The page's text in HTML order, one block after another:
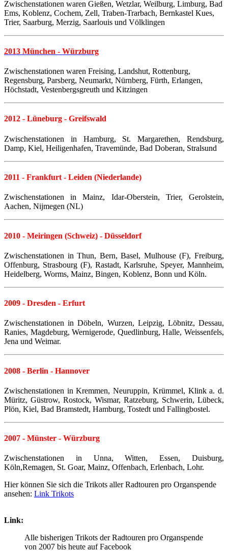
Zwischenstationen waren Gießen, Wetzlar, Weilburg, Limburg, Bad
Ems, Koblenz, Cochem, Zell, Traben-Trarbach, Bernkastel Kues,
Trier, Saarburg, Merzig, Saarlouis und Völklingen
2013 München - Würzburg
Zwischenstationen waren Freising, Landshut, Rottenburg,
Regensburg, Parsberg, Neumarkt, Nürnberg, Fürth, Erlangen,
Höchstadt, Vestenbergsgreuth und Kitzingen
2012 - Lüneburg - Greifswald
Zwischenstationen in Hamburg, St. Margarethen, Rendsburg,
Damp, Kiel, Heiligenhafen, Travemünde, Bad Doberan, Stralsund
2011 - Frankfurt - Leiden (Niederlande)
Zwischenstationen in Mainz, Idar-Oberstein, Trier, Gerolstein,
Aachen, Nijmegen (NL)
2010 - Meiringen (Schweiz) - Düsseldorf
Zwischenstationen in Thun, Bern, Basel, Mulhouse (F), Freiburg,
Offenburg, Strasbourg (F), Rastadt, Karlsruhe, Speyer, Mannheim,
Heidelberg, Worms, Mainz, Bingen, Koblenz, Bonn und Köln.
2009 - Dresden - Erfurt
Zwischenstationen in Döbeln, Wurzen, Leipzig, Löbnitz, Dessau,
Ranies, Magdeburg, Wernigerode, Quedlinburg, Halle, Weissenfels,
Jena und Weimar.
2008 - Berlin - Hannover
Zwischenstationen in Kremmen, Neuruppin, Krümmel, Klink a. d.
Müritz, Güstrow, Rostock, Wismar, Ratzeburg, Schwerin, Lübeck,
Plön, Kiel, Bad Bramstedt, Hamburg, Tostedt und Fallingbostel.
2007 - Münster - Würzburg
Zwischenstationen in Unna, Witten, Essen, Duisburg,
Köln,Remagen, St. Goar, Mainz, Offenbach, Erlenbach, Lohr.
Hier können Sie sich die Trikots aller Radtouren pro Organspende
ansehen: Link Trikots
Link:
Alle bisherigen Trikots der Radtouren pro Organspende
von 2007 bis heute auf Facebook